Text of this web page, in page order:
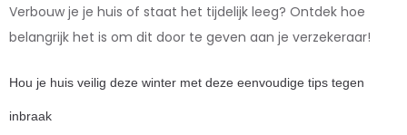
Verbouw je je huis of staat het tijdelijk leeg? Ontdek hoe
belangrijk het is om dit door te geven aan je verzekeraar!
Hou je huis veilig deze winter met deze eenvoudige tips tegen
inbraak